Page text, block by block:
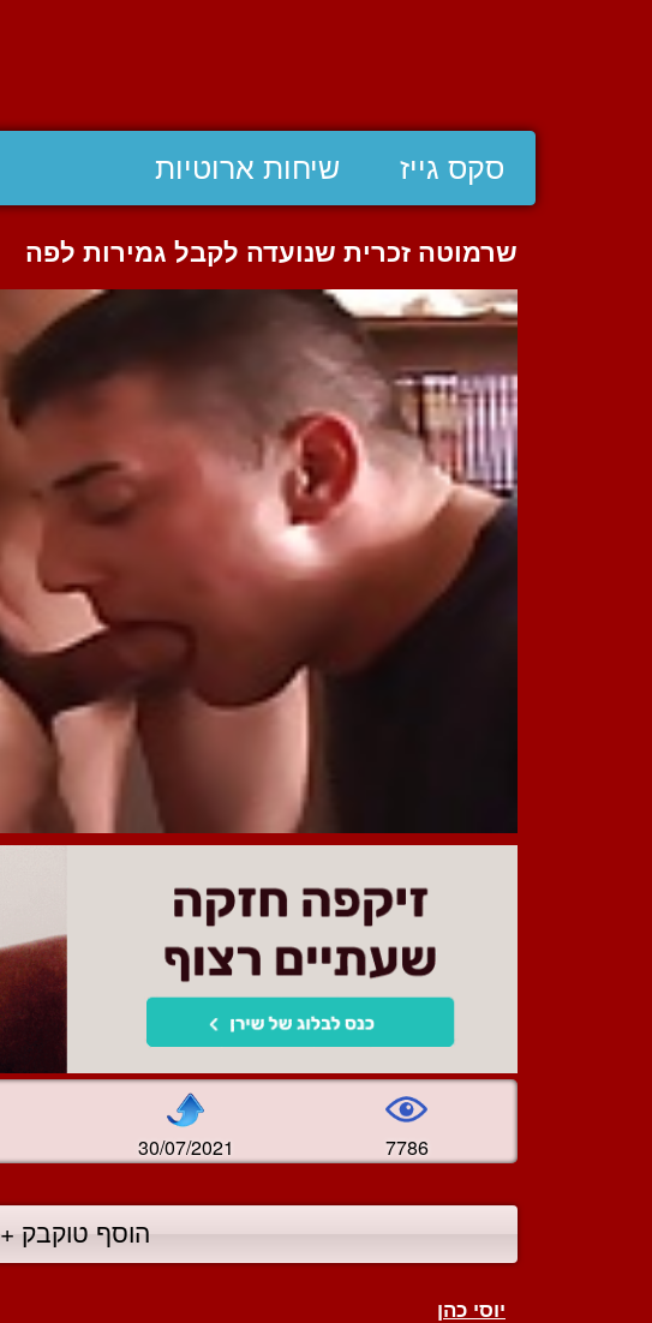
סקס גייז שיחות ארוטיות
שרמוטה זכרית שנועדה לקבל גמירות לפה
30/07/2021 7786
הוסף טוקבק +
יוסי כהן